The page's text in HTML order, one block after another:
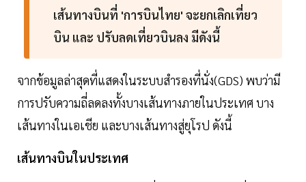
เส้นทางบินที่ 'การบินไทย' จะยกเลิกเที่ยว
บิน และ ปรับลดเที่ยวบินลง มีดังนี้
จากข้อมูลล่าสุดที่แสดงในระบบสำรองที่นั่ง(GDS) พบว่ามี
การปรับความถี่ลดลงทั้งบางเส้นทางภายในประเทศ บาง
เส้นทางในเอเชีย และบางเส้นทางสู่ยุโรป ดังนี้
เส้นทางบินในประเทศ